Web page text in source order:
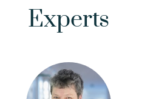
Experts